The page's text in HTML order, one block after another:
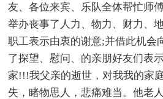
友、各位来宾、乐队全体帮忙师
举办丧事了人力、物力、财力、
职工表示由衷的谢意;并借此机会
了探望、慰问、的亲朋好友们表
家!!!我父亲的逝世，对我我的家
失，睹物思人，悲痛难当。他老